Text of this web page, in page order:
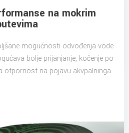
na mokrim
mogućnosti odvođenja vode
bolje prijanjanje, kočenje po
otpornost na pojavu akvpalninga.